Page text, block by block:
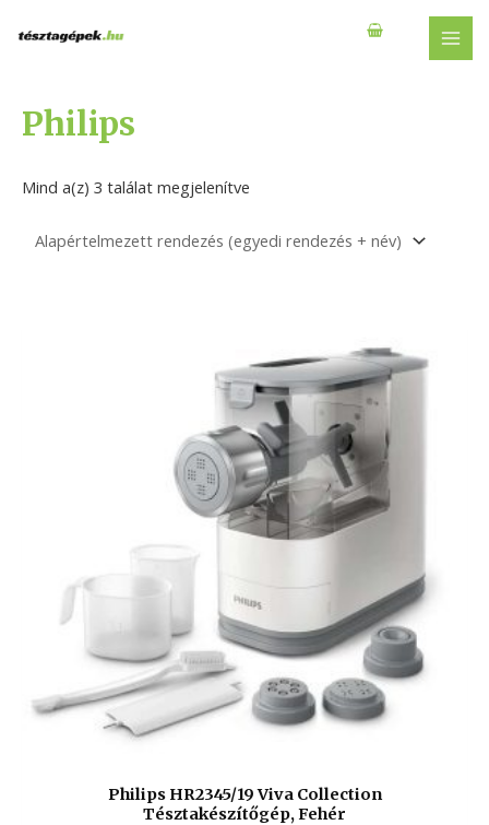
Philips
Mind a(z) 3 találat megjelenítve
Philips HR2345/19 Viva Collection
Tésztakészítőgép, Fehér